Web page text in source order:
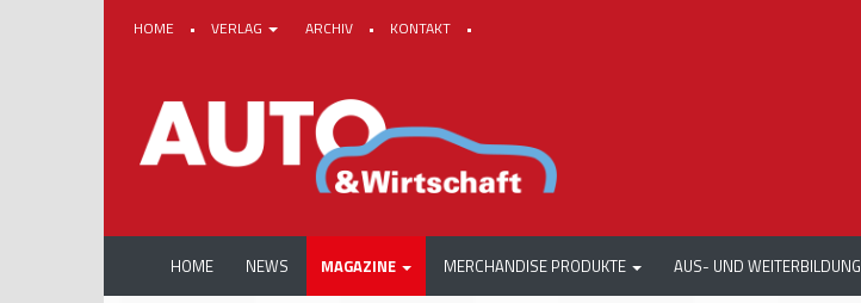
HOME • VERLAG ARCHIV • KONTAKT •
HOME NEWS MAGAZINE MERCHANDISE PRODUKTE AUS- UND WEITERBILDUNG